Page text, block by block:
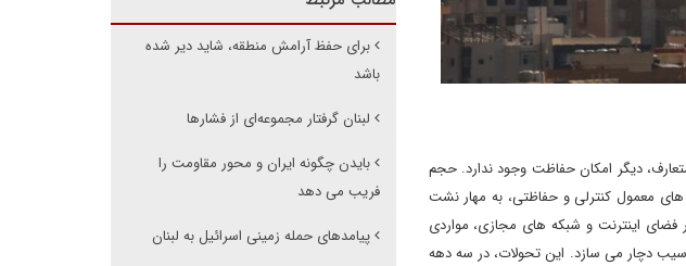
دیگر امکان حفاظت وجود ندارد. حجم
معمول کنترلی و حفاظتی، به مهار نشت
فضای اینترنت و شبکه های مجازی، مواردی
دچار می سازد. این تحولات، در سه دهه
برای حفظ آرامش منطقه، شاید دیر شده
باشد
لبنان گرفتار مجموعه‌ای از فشارها
بایدن چگونه ایران و محور مقاومت را
فریب می دهد
پیامدهای حمله زمینی اسرائیل به لبنان